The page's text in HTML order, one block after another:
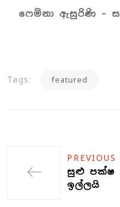
ෆෙමිනා ඇසුරිණි –
Tags: featured
සුළු පක්ෂ
ඉල්ලයි